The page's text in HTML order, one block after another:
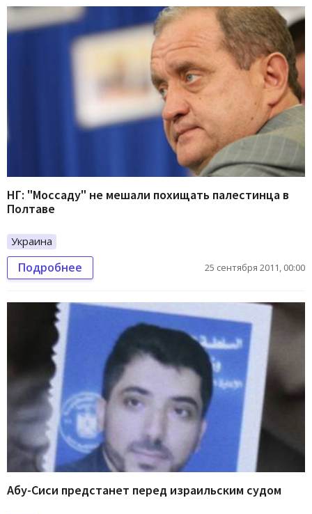
НГ: "Моссаду" не мешали похищать палестинца в
Полтаве
Украина
Подробнее 25 сентября 2011, 00:00
Абу-Сиси предстанет перед израильским судом